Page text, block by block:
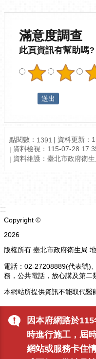
因本府網路於
時進行施工，屆
網站或服務卡住
滿意度調查
此頁資訊有幫助嗎?
點閱數： 1391 資料更新：
資料檢視： 115-07-28
資料維護： 臺北市政府衛
:::
Copyright ©
2026
版權所有 臺北市政府衛生局
電話：02-27208889(代表號)
務，公共電話，放心講及第二
本網站所提供資訊不能取代醫
瀏覽人次
5310